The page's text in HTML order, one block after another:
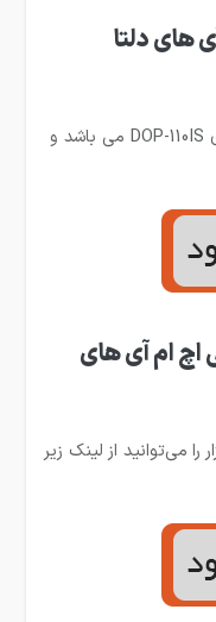
های دلتا
این نرم افزار مختص اچ ام آی های سری DOP-110IS می باشد و
اچ ام آی های
را می‌توانید از لینک زیر